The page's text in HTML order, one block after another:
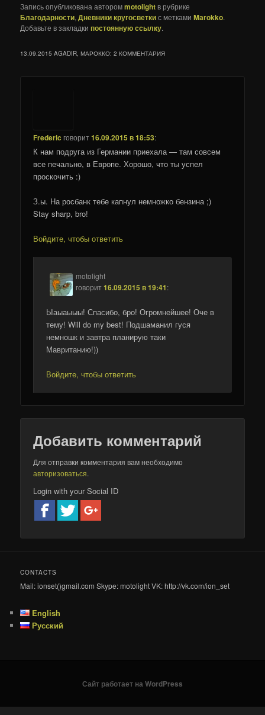
Запись опубликована авторомmotolight в рубрике
Благодарности,Дневники кругосветкис меткамиMarokko.
Добавьте в закладкипостоянную ссылку.
13.09.2015 AGADIR, МАРОККО: 2 КОММЕНТАРИЯ
Frederic говорит16.09.2015 в 18:53:
К нам подруга из Германии приехала — там совсем
все печально, в Европе. Хорошо, что ты успел
проскочить :)
З.ы. На росбанк тебе капнул немножко бензина ;)
Stay sharp, bro!
Войдите, чтобы ответить
motolight
говорит16.09.2015 в 19:41:
Ыаыаыыы! Спасибо, бро! Огромнейшее! Оче в
тему! Will do my best! Подшаманил гуся
немношк и завтра планирую таки
Мавританию!))
Войдите, чтобы ответить
Добавить комментарий
Для отправки комментария вам необходимо
авторизоваться.
Login with your Social ID
CONTACTS
Mail: ionset()gmail.com Skype: motolight VK: http://vk.com/ion_set
English
Русский
Сайт работает на WordPress